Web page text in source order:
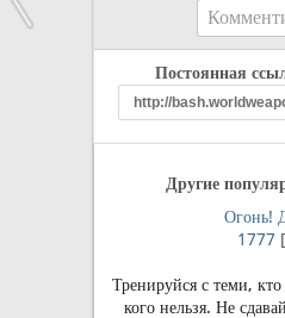
Постоянная
Другие
Огонь!
1777 [
Тренируйся с теми,
кого нельзя. Не